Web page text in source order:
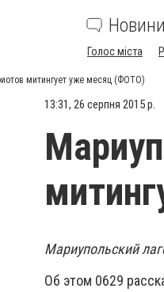
Новини
Голос міста
митингует уже месяц (ФОТО)
13:31, 26 серпня 2015 р.
Мариупольский
Об этом 0629